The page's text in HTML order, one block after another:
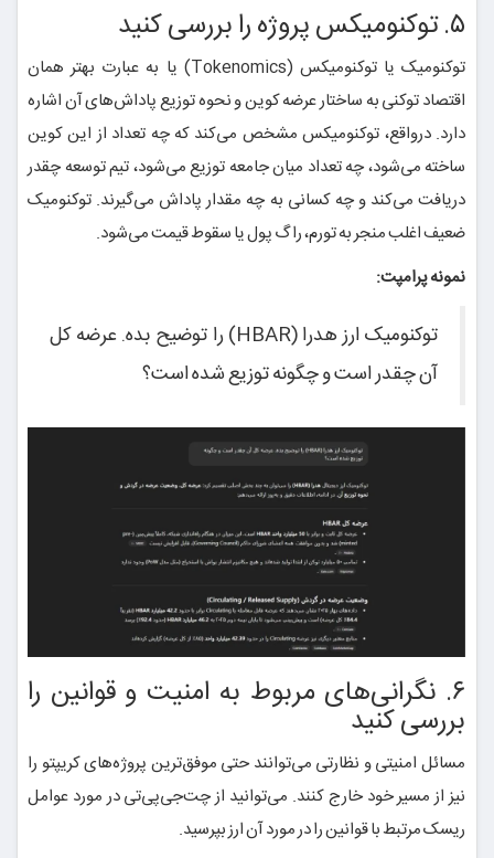
۵. توکنومیکس پروژه را بررسی کنید
توکنومیک یا توکنومیکس (Tokenomics) یا به عبارت بهتر همان
اقتصاد توکنی به ساختار عرضه کوین و نحوه توزیع پاداش‌های آن اشاره
دارد. درواقع، توکنومیکس مشخص می‌کند که چه تعداد از این کوین
ساخته می‌شود، چه تعداد میان جامعه توزیع می‌شود، تیم توسعه چقدر
دریافت می‌کند و چه کسانی به چه مقدار پاداش می‌گیرند. توکنومیک
ضعیف اغلب منجر به تورم، راگ پول یا سقوط قیمت می‌شود.
نمونه پرامپت:
توکنومیک ارز هدرا (HBAR) را توضیح بده. عرضه کل
آن چقدر است و چگونه توزیع شده است؟
۶. نگرانی‌های مربوط به امنیت و قوانین را
بررسی کنید
مسائل امنیتی و نظارتی می‌توانند حتی موفق‌ترین پروژه‌های کریپتو را
نیز از مسیر خود خارج کنند. می‌توانید از چت‌جی‌پی‌تی در مورد عوامل
ریسک مرتبط با قوانین را در مورد آن ارز بپرسید.